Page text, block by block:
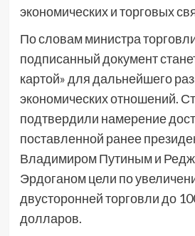
экономических и торговых
По словам министра
подписанный документ
картой» для дальнейшего
экономических отношений.
подтвердили намерение
поставленной ранее
Владимиром Путиным и
Эрдоганом цели по
двусторонней торговли до
долларов.